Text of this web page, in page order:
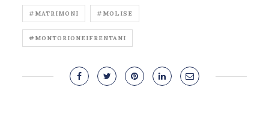
#MATRIMONI #MOLISE
#MONTORIONEIFRENTANI